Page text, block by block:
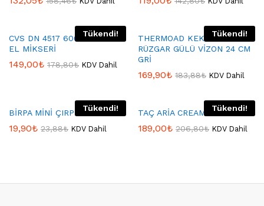
Tükendi!
CVS DN 4517 600W STANDLI
EL MİKSERİ
149,00₺ 178,80₺ KDV Dahil
Tükendi!
THERMOAD KEK KALIBI
RÜZGAR GÜLÜ VİZON 24 CM
GRİ
169,90₺ 183,88₺ KDV Dahil
Tükendi!
BİRPA MİNİ ÇIRPICI
19,90₺ 23,88₺ KDV Dahil
Tükendi!
TAÇ ARİA CREAM YAĞDANLIK
189,00₺ 206,80₺ KDV Dahil